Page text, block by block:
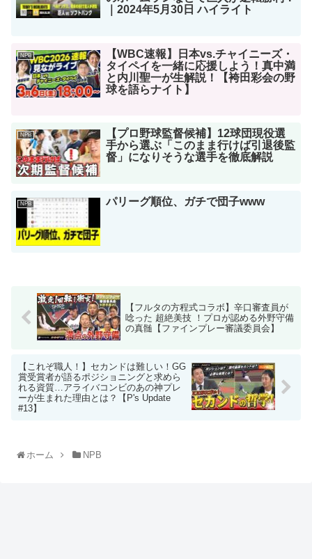
｜2024年5月30日 ハイライト
NPB
【WBC速報】日本vs.チャイニーズ・
タイペイを一緒に応援しよう！真中満
と内川聖一が生解説！【袴田彩会の野
球を語らナイト】
NPB
【プロ野球監督候補】12球団現役選
手から選ぶ「このまま行けば引退後監
督」になりそうな選手を徹底解説
NPB パリーグ順位、ガチで団子www
【フルタの方程式コラボ】辛口審査員が
唸った 超絶美技 ！プロが認める外野守備
の真髄【ファインプレー審議委員会】
【これぞ職人！】セカンドは難しい！GG
賞受賞者が語るポジショニングと求めら
れる資質…アライバコンビのあの神プレ
ーが生まれた理由とは？【P's Update
#13】
ホーム NPB